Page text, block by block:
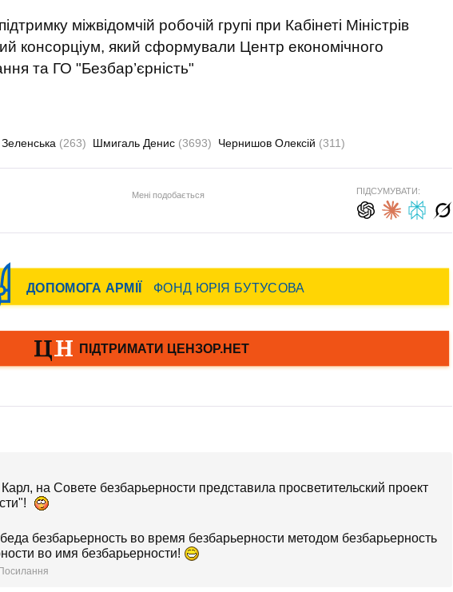
міжвідомчій робочій групі при Кабінеті Міністрів
консорціум, який сформували Центр економічного
та ГО "Безбар’єрність"
(263) Шмигаль Денис (3693) Чернишов Олексій (311)
Мені подобається ПІДСУМУВАТИ:
на Совете безбарьерности представила просветительский проект
безбарьерность во время безбарьерности методом безбарьерность
во имя безбарьерности!
Посилання